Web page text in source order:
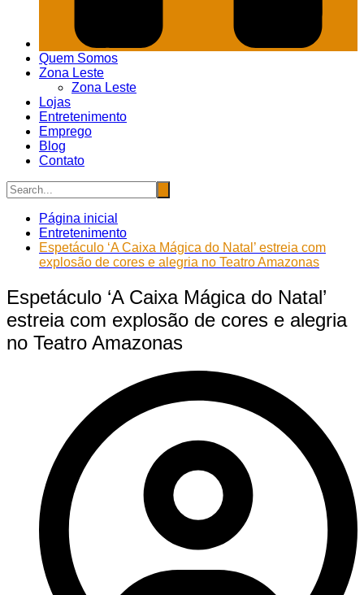
Quem Somos
Zona Leste
Zona Leste
Lojas
Entretenimento
Emprego
Blog
Contato
Página inicial
Entretenimento
Espetáculo ‘A Caixa Mágica do Natal’ estreia com
explosão de cores e alegria no Teatro Amazonas
Espetáculo ‘A Caixa Mágica do Natal’
estreia com explosão de cores e alegria
no Teatro Amazonas